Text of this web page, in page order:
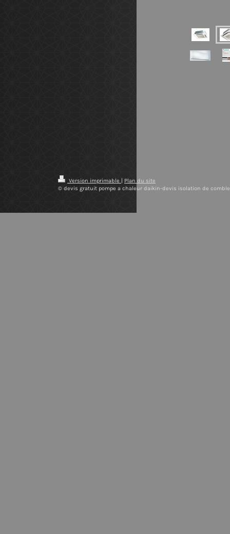
Version imprimable | Plan du site
© devis gratuit pompe a chaleur daikin-devis isolation de